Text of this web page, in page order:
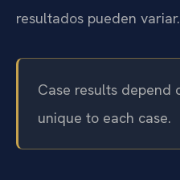
resultados pueden variar.
Case results
unique to each case.